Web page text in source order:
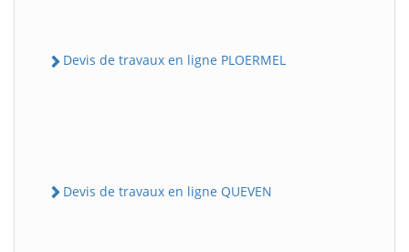
Devis de travaux en ligne PLOERMEL
Devis de travaux en ligne QUEVEN